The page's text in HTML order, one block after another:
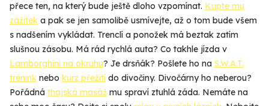
přece ten, na který bude ještě dloho vzpomínat. Kupte mu
zážitek a pak se jen samolibě usmívejte, až o tom bude všem
s nadšením vykládat. Trenclí a ponožek má beztak zatím
slušnou zásobu. Má rád rychlá auta? Co takhle jízda v
Lamborghini na okruhu? Je drsňák? Pošlete ho na S.W.A.T.
trénink nebo kurz přežití do divočiny. Divočárny ho neberou?
Pořádná thajská masáž mu spraví ztuhlá záda. Nemáte na